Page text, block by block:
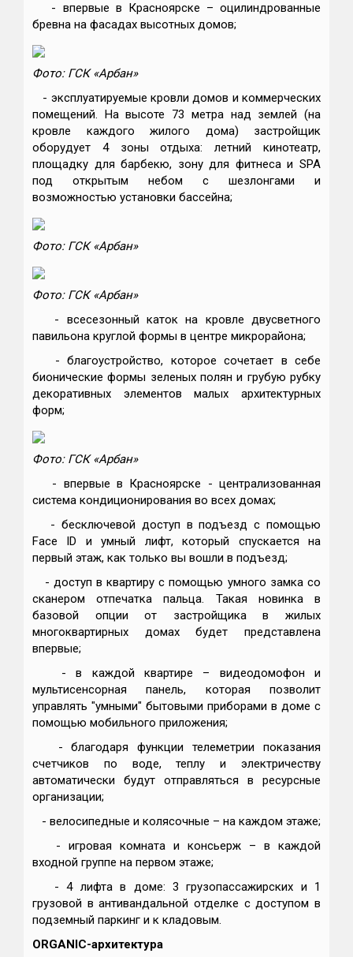
- впервые в Красноярске – оцилиндрованные
бревна на фасадах высотных домов;
Фото: ГСК «Арбан»
- эксплуатируемые кровли домов и коммерческих
помещений. На высоте 73 метра над землей (на
кровле каждого жилого дома) застройщик
оборудует 4 зоны отдыха: летний кинотеатр,
площадку для барбекю, зону для фитнеса и SPA
под открытым небом c шезлонгами и
возможностью установки бассейна;
Фото: ГСК «Арбан»
Фото: ГСК «Арбан»
- всесезонный каток на кровле двусветного
павильона круглой формы в центре микрорайона;
- благоустройство, которое сочетает в себе
бионические формы зеленых полян и грубую рубку
декоративных элементов малых архитектурных
форм;
Фото: ГСК «Арбан»
- впервые в Красноярске - централизованная
система кондиционирования во всех домах;
- бесключевой доступ в подъезд с помощью
Face ID и умный лифт, который спускается на
первый этаж, как только вы вошли в подъезд;
- доступ в квартиру с помощью умного замка со
сканером отпечатка пальца. Такая новинка в
базовой опции от застройщика в жилых
многоквартирных домах будет представлена
впервые;
- в каждой квартире – видеодомофон и
мультисенсорная панель, которая позволит
управлять "умными" бытовыми приборами в доме с
помощью мобильного приложения;
- благодаря функции телеметрии показания
счетчиков по воде, теплу и электричеству
автоматически будут отправляться в ресурсные
организации;
- велосипедные и колясочные – на каждом этаже;
- игровая комната и консьерж – в каждой
входной группе на первом этаже;
- 4 лифта в доме: 3 грузопассажирских и 1
грузовой в антивандальной отделке с доступом в
подземный паркинг и к кладовым.
ORGANIC-архитектура